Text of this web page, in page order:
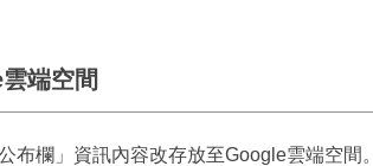
端空間
欄」資訊內容改存放至Google雲端空間。